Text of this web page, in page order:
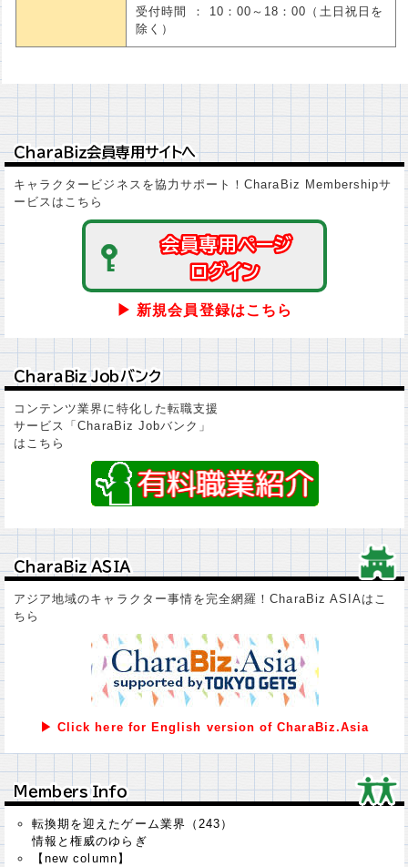
受付時間 ： 10：00～18：00（土日祝日を
除く）
ＣｈａｒａＢｉｚ会員専用サイトへ
ＣｈａｒａＢｉｚ会員専用サイトへ
キャラクタービジネスを協力サポート！CharaBiz Membershipサ
ービスはこちら
会員専用ページ
会員専用ページ
ログイン
ログイン
▶ 新規会員登録はこちら
ＣｈａｒａＢｉｚ Ｊｏｂバンク
ＣｈａｒａＢｉｚ Ｊｏｂバンク
コンテンツ業界に特化した転職支援
サービス「CharaBiz Jobバンク」
はこちら
ＣｈａｒａＢｉｚ ＡＳＩＡ
ＣｈａｒａＢｉｚ ＡＳＩＡ
アジア地域のキャラクター事情を完全網羅！CharaBiz ASIAはこ
ちら
▶ Click here for English version of CharaBiz.Asia
Ｍｅｍｂｅｒｓ Ｉｎｆｏ
Ｍｅｍｂｅｒｓ Ｉｎｆｏ
転換期を迎えたゲーム業界（243）
情報と権威のゆらぎ
【new column】